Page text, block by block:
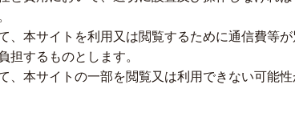
、本サイトを利用又は閲覧するために通信費等
担するものとします。
本サイトの一部を閲覧又は利用できない可能性